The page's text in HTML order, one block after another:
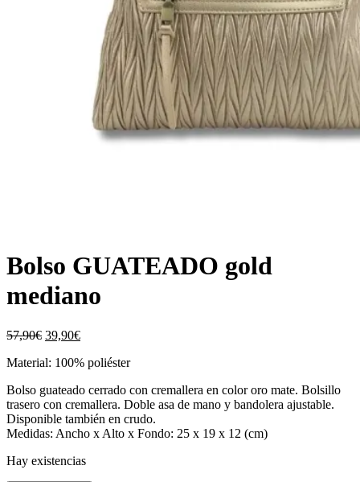
Bolso GUATEADO gold
mediano
57,90€ El
original
57,90€.
39,90€El
actual
39,90€.
Material: 100% poliéster
Bolso guateado cerrado con cremallera en color oro mate. Bolsillo
trasero con cremallera. Doble asa de mano y bandolera ajustable.
Disponible también en crudo.
Medidas: Ancho x Alto x Fondo: 25 x 19 x 12 (cm)
Hay existencias